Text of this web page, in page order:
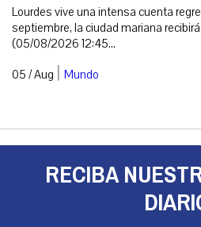
Lourdes vive una intensa cuenta
septiembre, la ciudad mariana
(05/08/2026 12:45...
05 / Aug | Mundo
RECIBA